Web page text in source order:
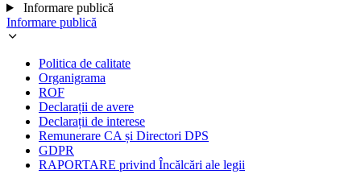
Informare publică
Informare publică
Politica de calitate
Organigrama
ROF
Declarații de avere
Declarații de interese
Remunerare CA și Directori DPS
GDPR
RAPORTARE privind Încălcări ale legii